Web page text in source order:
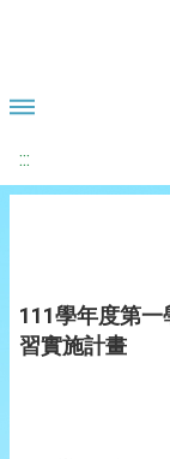
:::
111學年度第
習實施計畫